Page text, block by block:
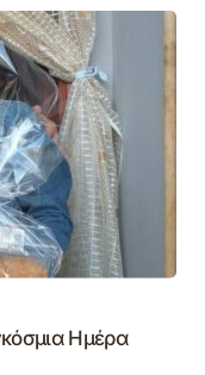
Ημέρα